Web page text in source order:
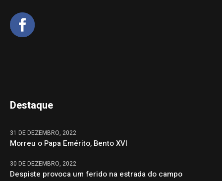
Destaque
31 DE DEZEMBRO, 2022
Morreu o Papa Emérito, Bento XVI
30 DE DEZEMBRO, 2022
Despiste provoca um ferido na estrada do campo